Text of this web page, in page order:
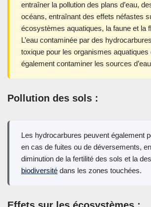
entraîner la pollution des plans d’eau,
océans, entraînant des effets néfastes
écosystèmes aquatiques, la faune et la
L’eau contaminée par des
toxique pour les organismes aquatiques
également contaminer les sources
Pollution des sols :
Les hydrocarbures peuvent également
en cas de fuites ou de déversements,
diminution de la fertilité des sols et la
biodiversité dans les zones touchées.